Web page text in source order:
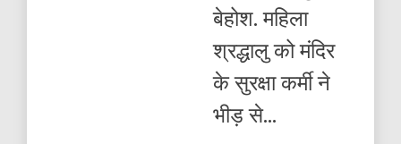
बेहोश. महिला
श्रद्धालु को मंदिर
के सुरक्षा कर्मी ने
भीड़ से...